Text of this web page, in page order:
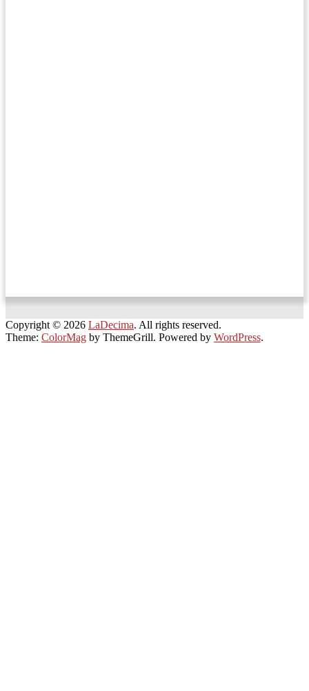
Copyright © 2026 LaDecima. All rights reserved.
Theme: ColorMag by ThemeGrill. Powered by WordPress.